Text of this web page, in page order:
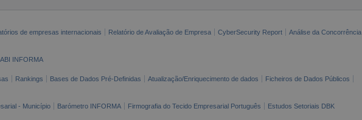
de empresas internacionais Relatório de Avaliação de Empresa CyberSecurity Report
Análise da Concorrência
INFORMA
Rankings Bases de Dados Pré-Definidas Atualização/Enriquecimento de dados
Ficheiros de Dados Públicos
- Município Barómetro INFORMA Firmografia do Tecido Empresarial Português Estudos Setoriais DBK